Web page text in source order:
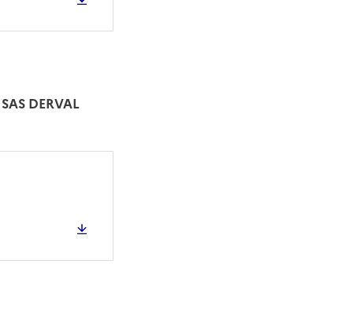
SAS DERVAL